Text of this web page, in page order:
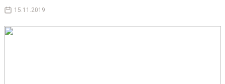
15.11.2019